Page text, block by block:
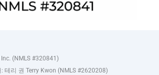
(NMLS #320841)
테리 권 Terry Kwon (NMLS #2620208)